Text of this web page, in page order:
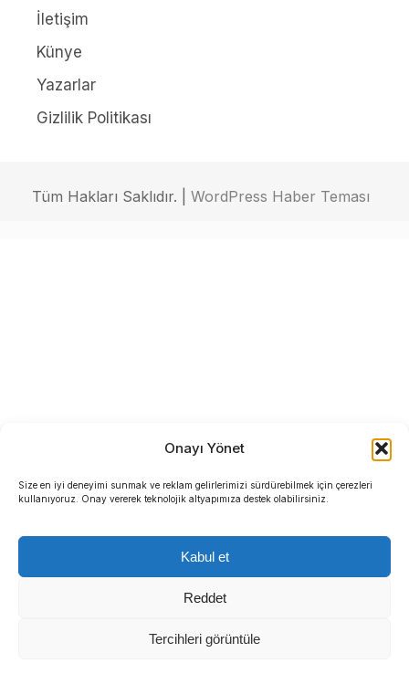
Onayı Yönet
Size en iyi deneyimi sunmak ve reklam gelirlerimizi sürdürebilmek için çerezleri
kullanıyoruz. Onay vererek teknolojik altyapımıza destek olabilirsiniz.
Kabul et
Reddet
Tercihleri görüntüle
İletişim
Künye
Yazarlar
Gizlilik Politikası
Tüm Hakları Saklıdır. | WordPress Haber Teması